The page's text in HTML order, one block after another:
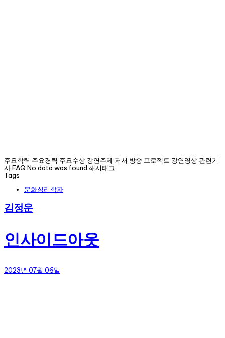
주요학력 주요경력 주요수상 강연주제 저서 방송 프로젝트 강연영상 관련기
사 FAQ No data was found 해시태그
Tags
문화심리학자
김정운
인사이드아웃
2023년 07월 06일